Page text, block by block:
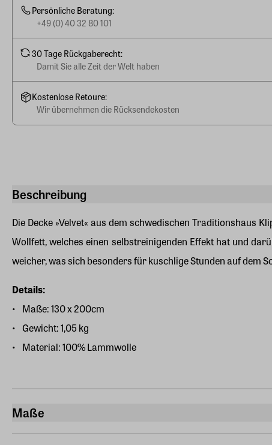
Beschreibung
Die Decke »Velvet« aus dem schwedischen Traditionshaus
Wollfett, welches einen selbstreinigenden Effekt hat und
weicher, was sich besonders für kuschlige Stunden auf dem
Details:
Maße: 130 x 200cm
Gewicht: 1,05 kg
Material: 100% Lammwolle
Maße
Persönliche Beratung:
+49 (0) 40 32 80 101
30 Tage Rückgaberecht:
Damit Sie alle Zeit der Welt haben
Kostenlose Retoure:
Wir übernehmen die Rücksendekosten